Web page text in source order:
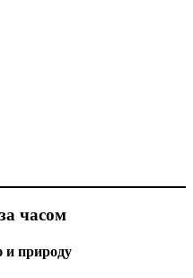
часом
и природу